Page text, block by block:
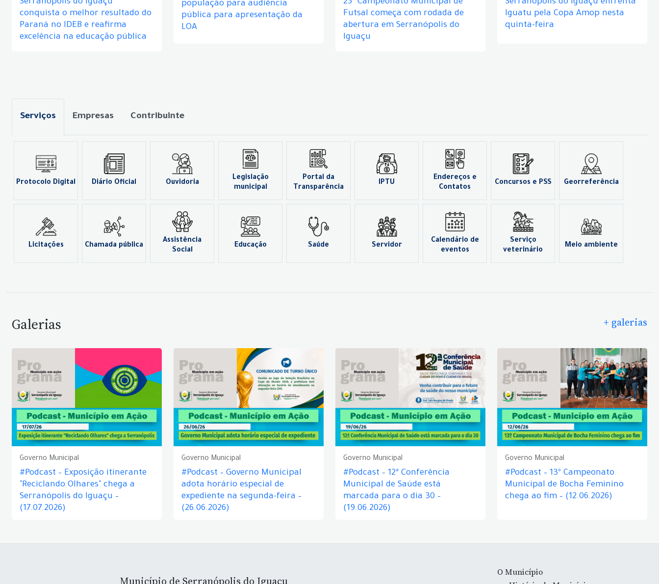
Serranópolis do Iguaçu
conquista o melhor resultado do
Paraná no IDEB e reafirma
excelência na educação pública
população para audiência
pública para apresentação da
LOA
25º Campeonato Municipal de
Futsal começa com rodada de
abertura em Serranópolis do
Iguaçu
Serranópolis do Iguaçu enfrenta
Iguatu pela Copa Amop nesta
quinta-feira
Serviços Empresas Contribuinte
Protocolo Digital Diário Oficial Ouvidoria
Legislação
municipal
Portal da
Transparência
IPTU
Endereços e
Contatos
Concursos e PSS Georreferência
Licitações Chamada pública
Assistência
Social
Educação Saúde Servidor
Calendário de
eventos
Serviço
veterinário
Meio ambiente
Galerias + galerias
Governo Municipal
#Podcast – Exposição itinerante
"Reciclando Olhares" chega a
Serranópolis do Iguaçu –
(17.07.2026)
Governo Municipal
#Podcast – Governo Municipal
adota horário especial de
expediente na segunda-feira –
(26.06.2026)
Governo Municipal
#Podcast – 12ª Conferência
Municipal de Saúde está
marcada para o dia 30 –
(19.06.2026)
Governo Municipal
#Podcast – 13º Campeonato
Municipal de Bocha Feminino
chega ao fim – (12.06.2026)
Município de Serranópolis do Iguaçu
O Município